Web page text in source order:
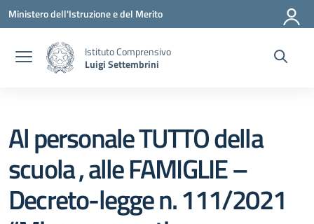
Vai ai contenuti
Vai al menu di navigazione
Vai al footer
Ministero dell'Istruzione e del Merito
Istituto Comprensivo
Luigi Settembrini
Al personale TUTTO della
scuola , alle FAMIGLIE –
Decreto-legge n. 111/2021